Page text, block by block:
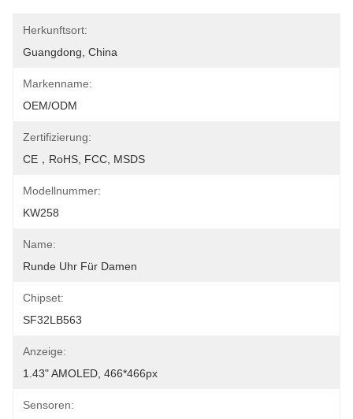
Herkunftsort:
Guangdong, China
Markenname:
OEM/ODM
Zertifizierung:
CE，RoHS, FCC, MSDS
Modellnummer:
KW258
Name:
Runde Uhr Für Damen
Chipset:
SF32LB563
Anzeige:
1.43" AMOLED, 466*466px
Sensoren: